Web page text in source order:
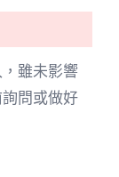
雖未影響
問或做好